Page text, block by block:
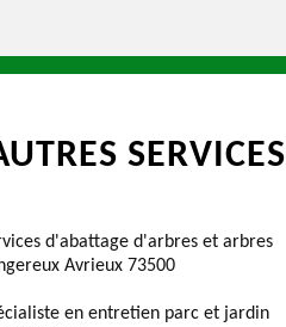
SERVICES
d'abattage d'arbres et arbres
Avrieux 73500
en entretien parc et jardin